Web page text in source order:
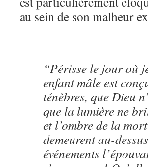
au sein de son malheur
“Périsse le jour où
enfant mâle est
ténèbres, que Dieu
que la lumière ne
et l’ombre de la
demeurent au-
événements